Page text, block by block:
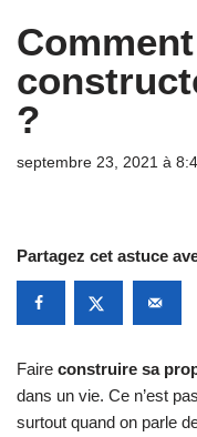
?
septembre 23, 2021 à
Partagez cet astuce
Faire construire sa
dans un vie. Ce n’est
surtout quand on parle